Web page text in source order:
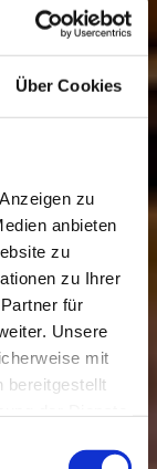
Über Cookies
zu
anbieten
zu
zu Ihrer
für
Unsere
mit
bereitgestellt